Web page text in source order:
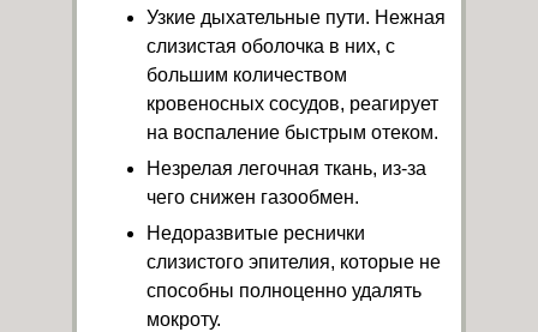
Узкие дыхательные пути. Нежная
слизистая оболочка в них, с
большим количеством
кровеносных сосудов, реагирует
на воспаление быстрым отеком.
Незрелая легочная ткань, из-за
чего снижен газообмен.
Недоразвитые реснички
слизистого эпителия, которые не
способны полноценно удалять
мокроту.